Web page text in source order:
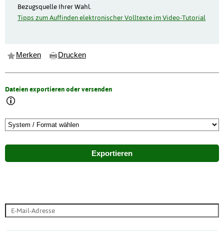
Bezugsquelle Ihrer Wahl.
Tipps zum Auffinden elektronischer Volltexte im Video-Tutorial
Merken Drucken
Dateien exportieren oder versenden
Exportieren